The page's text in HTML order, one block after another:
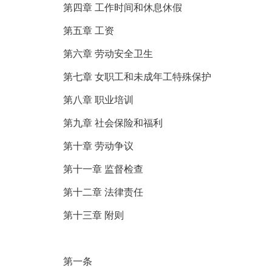
第四章 工作时间和休息休假
第五章 工资
第六章 劳动安全卫生
第七章 女职工和未成年工特殊保护
第八章 职业培训
第九章 社会保险和福利
第十章 劳动争议
第十一章 监督检查
第十二章 法律责任
第十三章 附则
第一条